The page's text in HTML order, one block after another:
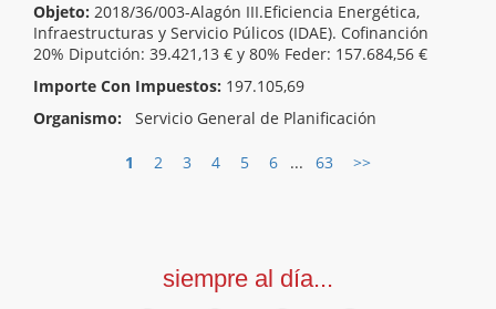
Objeto: 2018/36/003-Alagón III.Eficiencia Energética,
Infraestructuras y Servicio Púlicos (IDAE). Cofinanción
20% Diputción: 39.421,13 € y 80% Feder: 157.684,56 €
Importe Con Impuestos: 197.105,69
Organismo:
Servicio General de Planificación
1 2 3 4 5 6 ... 63 >>
siempre al día...